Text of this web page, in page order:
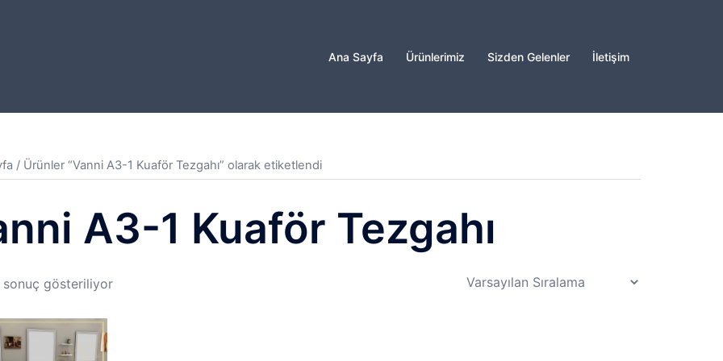
Ana Sayfa Ürünlerimiz Sizden Gelenler İletişim
/ Ürünler “Vanni A3-1 Kuaför Tezgahı” olarak etiketlendi
A3-1 Kuaför Tezgahı
sonuç gösteriliyor